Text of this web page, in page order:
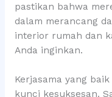
pastikan bahwa
dalam merancang
interior rumah dan
Anda inginkan.
Kerjasama yang
kunci kesuksesan.